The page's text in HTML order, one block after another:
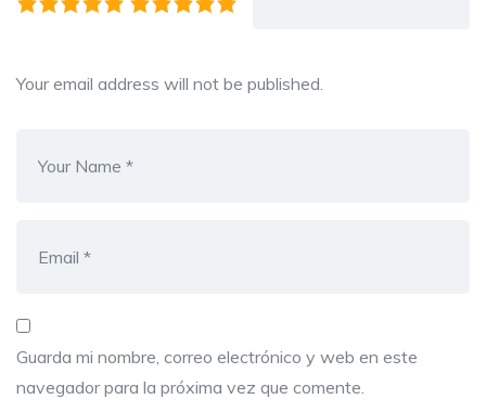
Your email address will not be published.
Guarda mi nombre, correo electrónico y web en este
navegador para la próxima vez que comente.